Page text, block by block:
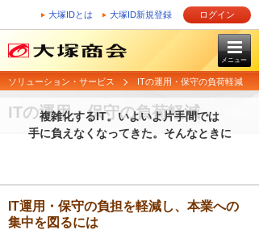
大塚IDとは 大塚ID新規登録 ログイン
メニュー
ソリューション・サービス ITの運用・保守の負荷軽減
ITの運用・保守の負荷軽減
複雑化するIT。いよいよ片手間では
手に負えなくなってきた。そんなときに
IT運用・保守の負担を軽減し、本業への
集中を図るには